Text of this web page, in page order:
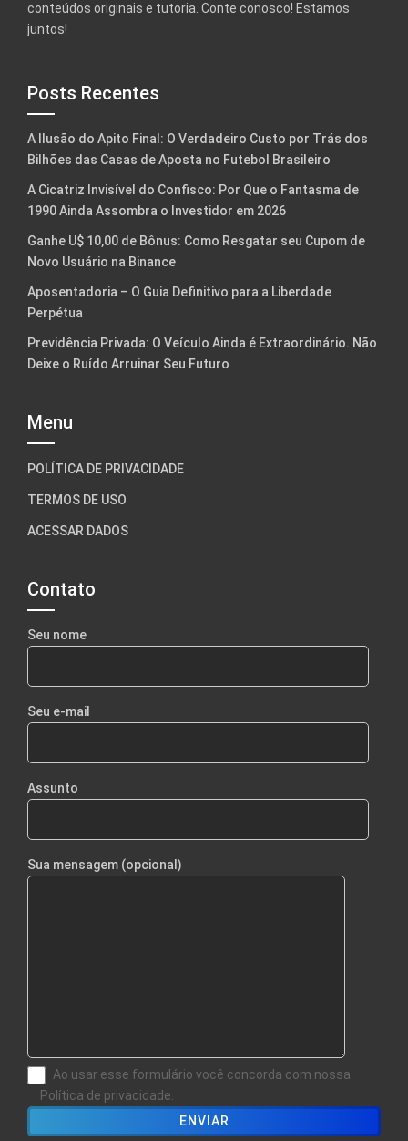
conteúdos originais e tutoria. Conte conosco! Estamos
juntos!
Posts Recentes
A Ilusão do Apito Final: O Verdadeiro Custo por Trás dos
Bilhões das Casas de Aposta no Futebol Brasileiro
A Cicatriz Invisível do Confisco: Por Que o Fantasma de
1990 Ainda Assombra o Investidor em 2026
Ganhe U$ 10,00 de Bônus: Como Resgatar seu Cupom de
Novo Usuário na Binance
Aposentadoria – O Guia Definitivo para a Liberdade
Perpétua
Previdência Privada: O Veículo Ainda é Extraordinário. Não
Deixe o Ruído Arruinar Seu Futuro
Menu
POLÍTICA DE PRIVACIDADE
TERMOS DE USO
ACESSAR DADOS
Contato
Seu nome
Seu e-mail
Assunto
Sua mensagem (opcional)
Ao usar esse formulário você concorda com nossa
Política de privacidade.